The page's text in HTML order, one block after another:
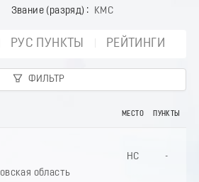
Звание (разряд)
КМС
РУС ПУНКТЫ РЕЙТИНГИ
ФИЛЬТР
МЕСТО ПУНКТЫ
область
НС -